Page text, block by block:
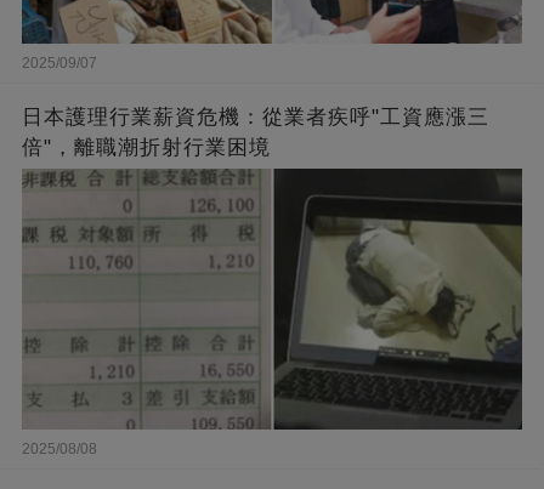
2025/09/07
日本護理行業薪資危機：從業者疾呼"工資應漲三
倍"，離職潮折射行業困境
2025/08/08